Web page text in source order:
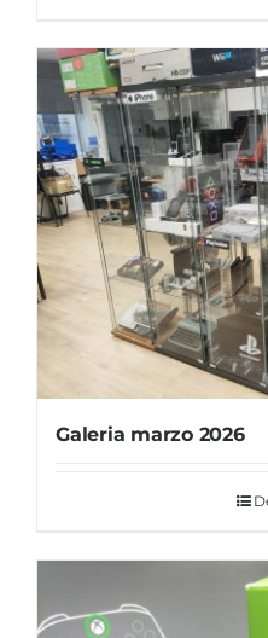
Galeria marzo 2026